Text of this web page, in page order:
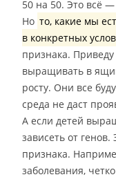
50 на 50. Это всё
Но то, какие мы
в конкретных
признака.
выращивать в
росту. Они все
среда не даст
А если детей
зависеть от
признака.
заболевания,